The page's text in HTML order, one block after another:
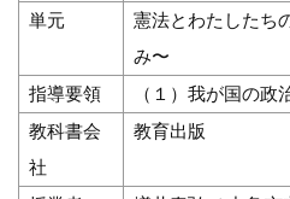
単元
憲法とわたしたち
み〜
指導要領
（１）我が国の政
教科書会
社
教育出版